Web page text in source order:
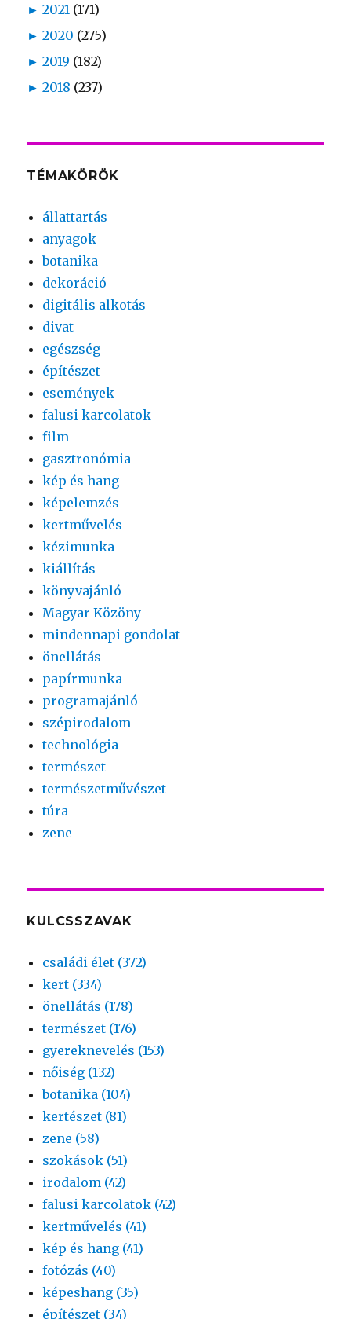
► 2021 (171)
► 2020 (275)
► 2019 (182)
► 2018 (237)
TÉMAKÖRÖK
állattartás
anyagok
botanika
dekoráció
digitális alkotás
divat
egészség
építészet
események
falusi karcolatok
film
gasztronómia
kép és hang
képelemzés
kertművelés
kézimunka
kiállítás
könyvajánló
Magyar Közöny
mindennapi gondolat
önellátás
papírmunka
programajánló
szépirodalom
technológia
természet
természetművészet
túra
zene
KULCSSZAVAK
családi élet (372)
kert (334)
önellátás (178)
természet (176)
gyereknevelés (153)
nőiség (132)
botanika (104)
kertészet (81)
zene (58)
szokások (51)
irodalom (42)
falusi karcolatok (42)
kertművelés (41)
kép és hang (41)
fotózás (40)
képeshang (35)
építészet (34)